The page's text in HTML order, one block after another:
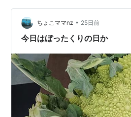
ちょこママnz • 25日前
今日はぼったくりの日か